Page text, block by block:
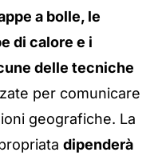
a bolle, le
di calore e i
delle tecniche
per comunicare
geografiche. La
dipenderà